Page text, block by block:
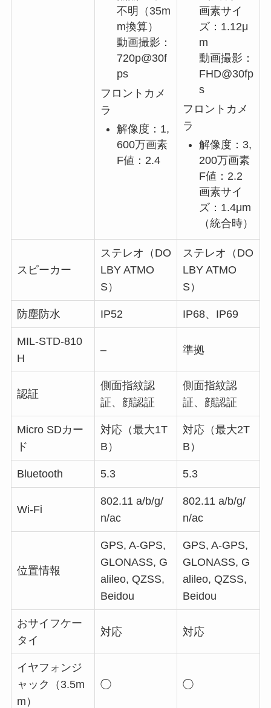
不明（35m
m換算）
動画撮影：
720p@30f
ps
フロントカメ
ラ
解像度：1,
600万画素
F値：2.4
画素サイ
ズ：1.12μ
m
動画撮影：
FHD@30fp
s
フロントカメ
ラ
解像度：3,
200万画素
F値：2.2
画素サイ
ズ：1.4μm
（統合時）
スピーカー
ステレオ（DO
LBY ATMO
S）
ステレオ（DO
LBY ATMO
S）
防塵防水 IP52 IP68、IP69
MIL-STD-810
H
– 準拠
認証
側面指紋認
証、顔認証
側面指紋認
証、顔認証
Micro SDカー
ド
対応（最大1T
B）
対応（最大2T
B）
Bluetooth 5.3 5.3
Wi-Fi
802.11 a/b/g/
n/ac
802.11 a/b/g/
n/ac
位置情報
GPS, A-GPS,
GLONASS, G
alileo, QZSS,
Beidou
GPS, A-GPS,
GLONASS, G
alileo, QZSS,
Beidou
おサイフケー
タイ
対応 対応
イヤフォンジ
ャック（3.5m
m）
◯ ◯